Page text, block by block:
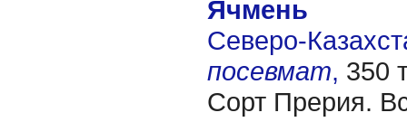
Ячмень
Северо-
посевмат, 350
Сорт Прерия.